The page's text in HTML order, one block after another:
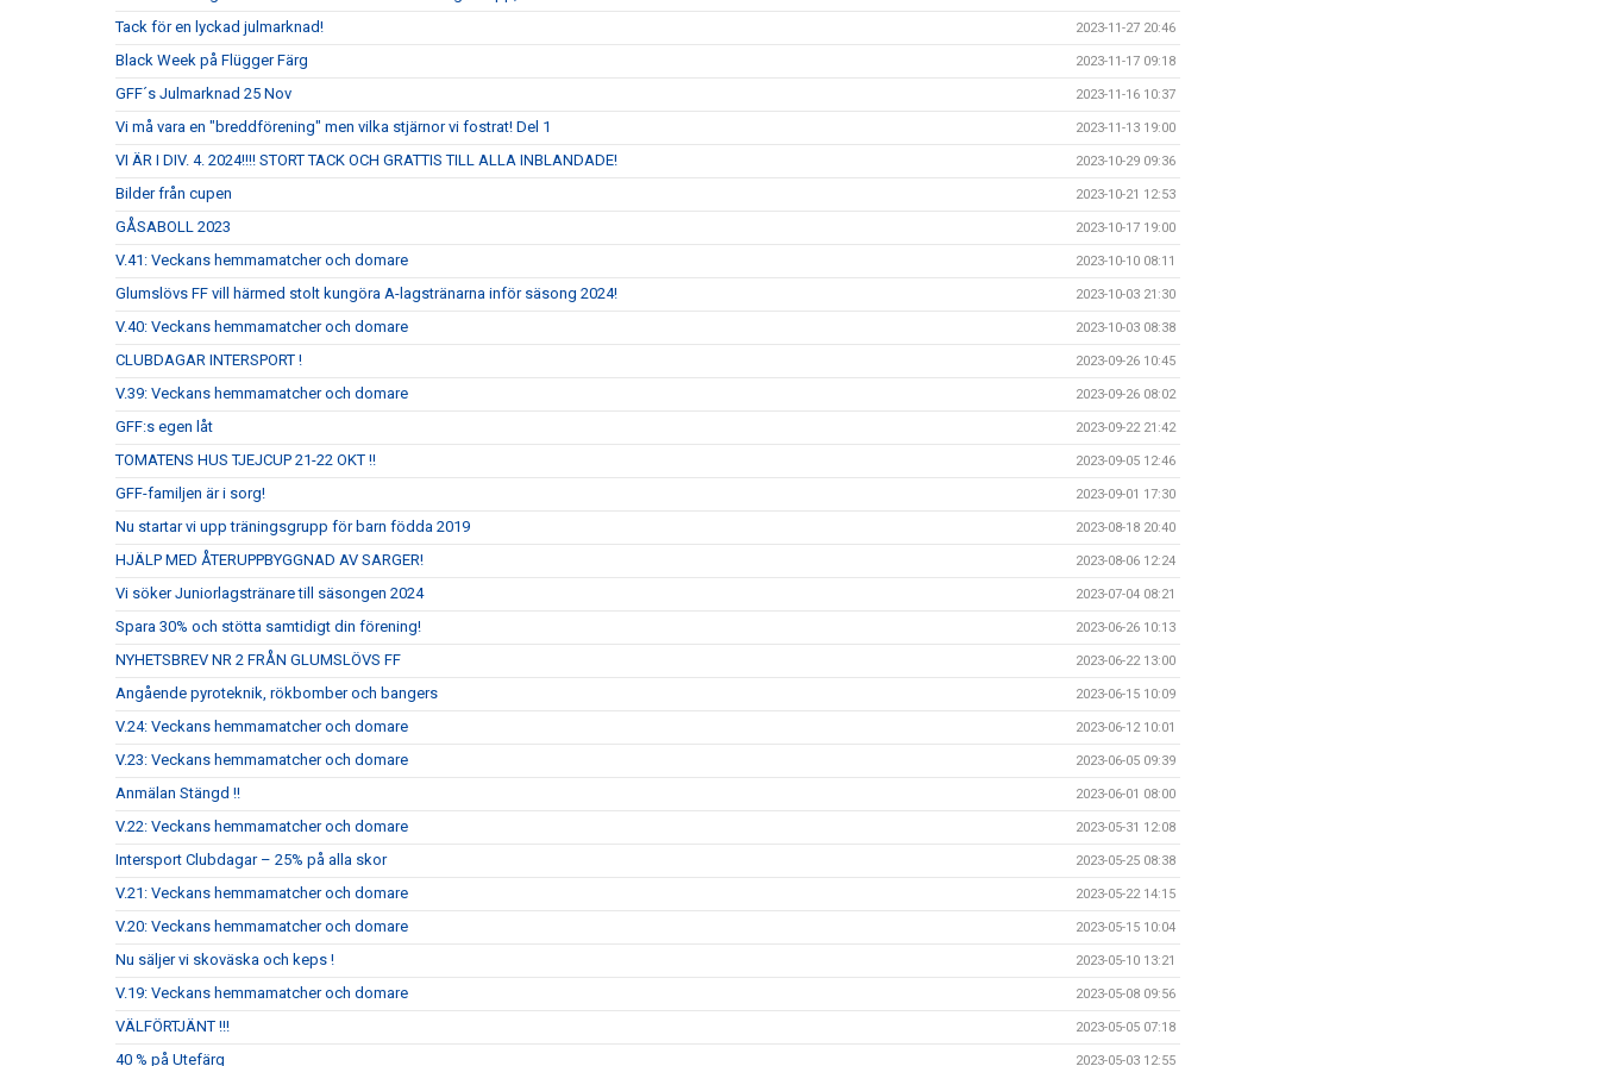
Tack för en lyckad julmarknad! 2023-11-27 20:46
Black Week på Flügger Färg 2023-11-17 09:18
GFF´s Julmarknad 25 Nov 2023-11-16 10:37
Vi må vara en "breddförening" men vilka stjärnor vi fostrat! Del 1 2023-11-13 19:00
VI ÄR I DIV. 4. 2024!!!! STORT TACK OCH GRATTIS TILL ALLA INBLANDADE! 2023-10-29 09:36
Bilder från cupen 2023-10-21 12:53
GÅSABOLL 2023 2023-10-17 19:00
V.41: Veckans hemmamatcher och domare 2023-10-10 08:11
Glumslövs FF vill härmed stolt kungöra A-lagstränarna inför säsong 2024! 2023-10-03 21:30
V.40: Veckans hemmamatcher och domare 2023-10-03 08:38
CLUBDAGAR INTERSPORT ! 2023-09-26 10:45
V.39: Veckans hemmamatcher och domare 2023-09-26 08:02
GFF:s egen låt 2023-09-22 21:42
TOMATENS HUS TJEJCUP 21-22 OKT !! 2023-09-05 12:46
GFF-familjen är i sorg! 2023-09-01 17:30
Nu startar vi upp träningsgrupp för barn födda 2019 2023-08-18 20:40
HJÄLP MED ÅTERUPPBYGGNAD AV SARGER! 2023-08-06 12:24
Vi söker Juniorlagstränare till säsongen 2024 2023-07-04 08:21
Spara 30% och stötta samtidigt din förening! 2023-06-26 10:13
NYHETSBREV NR 2 FRÅN GLUMSLÖVS FF 2023-06-22 13:00
Angående pyroteknik, rökbomber och bangers 2023-06-15 10:09
V.24: Veckans hemmamatcher och domare 2023-06-12 10:01
V.23: Veckans hemmamatcher och domare 2023-06-05 09:39
Anmälan Stängd !! 2023-06-01 08:00
V.22: Veckans hemmamatcher och domare 2023-05-31 12:08
Intersport Clubdagar – 25% på alla skor 2023-05-25 08:38
V.21: Veckans hemmamatcher och domare 2023-05-22 14:15
V.20: Veckans hemmamatcher och domare 2023-05-15 10:04
Nu säljer vi skoväska och keps ! 2023-05-10 13:21
V.19: Veckans hemmamatcher och domare 2023-05-08 09:56
VÄLFÖRTJÄNT !!! 2023-05-05 07:18
40 % på Utefärg 2023-05-03 12:55